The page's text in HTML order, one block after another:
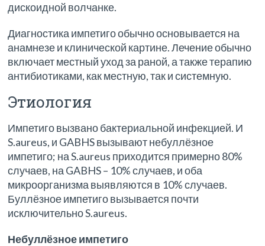
дискоидной волчанке.
Диагностика импетиго обычно основывается на
анамнезе и клинической картине. Лечение обычно
включает местный уход за раной, а также терапию
антибиотиками, как местную, так и системную.
Этиология
Импетиго вызвано бактериальной инфекцией. И
S.aureus, и GABHS вызывают небуллёзное
импетиго; на S.aureus приходится примерно 80%
случаев, на GABHS – 10% случаев, и оба
микроорганизма выявляются в 10% случаев.
Буллёзное импетиго вызывается почти
исключительно S.aureus.
Небуллёзное импетиго